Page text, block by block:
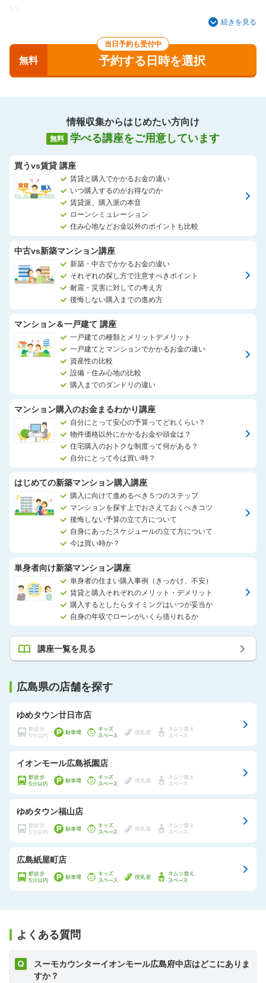
い。
・探し始めたけれどなかなかピンとくる物件がみつからない。
・このまま賃貸で住み続けるか、マンションを購入するかどちら
が良いのだろう？
・戸建とマンションの暮らしってどう違うの？
続きを見る
当日予約も受付中
無料 予約する日時を選択
情報収集からはじめたい方向け
無料 学べる講座をご用意しています
買うvs賃貸 講座
賃貸と購入でかかるお金の違い
いつ購入するのがお得なのか
賃貸派、購入派の本音
ローンシミュレーション
住み心地などお金以外のポイントも比較
中古vs新築マンション講座
新築・中古でかかるお金の違い
それぞれの探し方で注意すべきポイント
耐震・災害に対しての考え方
後悔しない購入までの進め方
マンション＆一戸建て 講座
一戸建ての種類とメリットデメリット
一戸建てとマンションでかかるお金の違い
資産性の比較
設備・住み心地の比較
購入までのダンドリの違い
マンション購入のお金まるわかり講座
自分にとって安心の予算ってどれくらい？
物件価格以外にかかるお金や頭金は？
住宅購入のおトクな制度って何がある？
自分にとって今は買い時？
はじめての新築マンション購入講座
購入に向けて進めるべき５つのステップ
マンションを探す上でおさえておくべきコツ
後悔しない予算の立て方について
自身にあったスケジュールの立て方について
今は買い時か？
単身者向け新築マンション講座
単身者の住まい購入事例（きっかけ、不安）
賃貸と購入それぞれのメリット・デメリット
購入するとしたらタイミングはいつが妥当か
自身の年収でローンがいくら借りれるか
講座一覧を見る
広島県の店舗を探す
ゆめタウン廿日市店
イオンモール広島祇園店
ゆめタウン福山店
広島紙屋町店
よくある質問
スーモカウンターイオンモール広島府中店はどこにありま
すか？